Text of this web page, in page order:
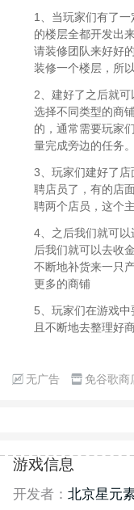
1、当玩家们有了
的楼层全都开发出
请装修团队来好好
装修一个楼层，所
2、建好了之后就
选择不同类型的商
的，通常需要玩家
量完成旁边的任务。
3、玩家们建好了
聘店员了，有的店
聘两个店员，这个
4、之后我们就可
后我们就可以去收
不断地补货来一只
更多的商铺
5、玩家们在游戏
且不断地去整理好
无广告 免谷歌商
游戏信息
开发者： 北京星元